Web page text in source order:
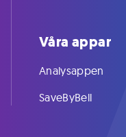
Våra appar
Analysappen
SaveByBell